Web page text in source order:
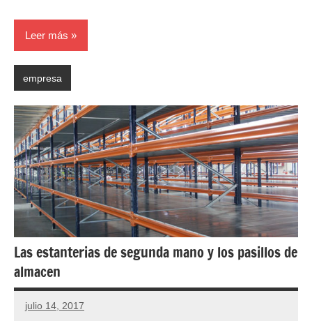
Leer más
empresa
Las estanterias de segunda mano y los pasillos de
almacen
julio 14, 2017
No